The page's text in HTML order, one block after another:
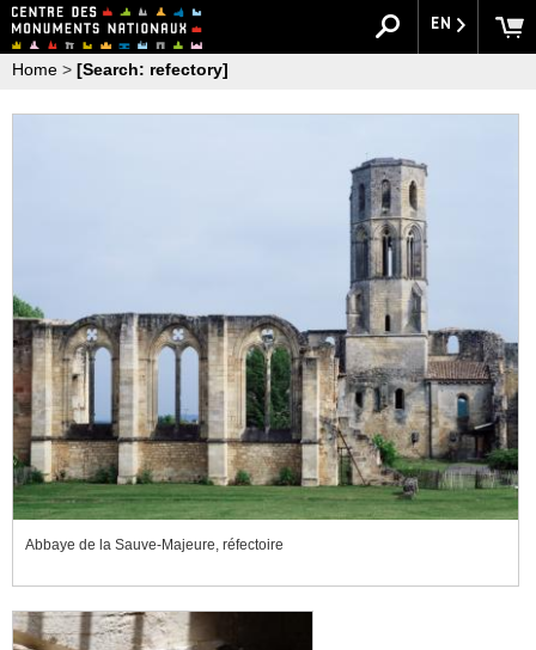
EN
Home > [Search: refectory]
Abbaye de la Sauve-Majeure, réfectoire